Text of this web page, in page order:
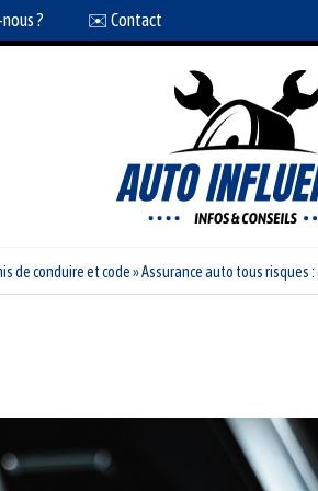
? ✉️ Contact
de conduire et code»Assurance auto tous risques